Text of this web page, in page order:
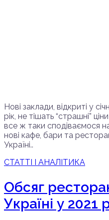
Нові заклади, відкриті у
рік, не тішать “страшні”
все ж таки сподіваємося
нові кафе, бари та
Україні..
СТАТТІ І АНАЛІТИКА
Обсяг
Україні у 2021